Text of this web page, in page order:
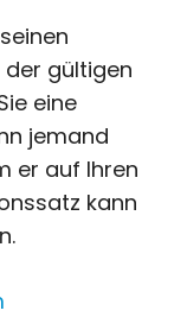
gültigen
eine
jemand
er auf Ihren
kann